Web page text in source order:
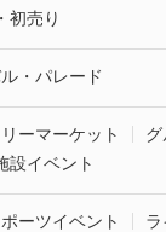
初売り
・パレード
ーマーケット
設イベント
ーツイベント